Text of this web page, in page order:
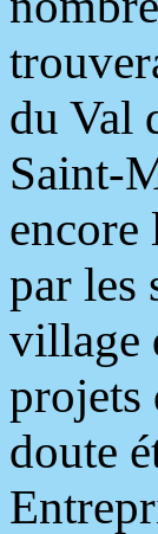
du Val
Saint-
encore
par les
village
projets
doute